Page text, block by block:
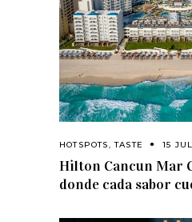
HOTSPOTS,TASTE 15
Hilton Cancun Mar
donde cada sabor